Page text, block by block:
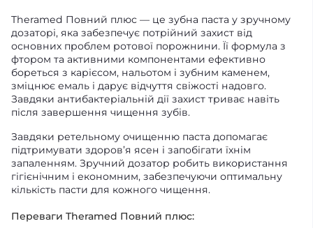
Theramed Повний плюс — це зубна паста у зручному
дозаторі, яка забезпечує потрійний захист від
основних проблем ротової порожнини. Її формула з
фтором та активними компонентами ефективно
бореться з карієсом, нальотом і зубним каменем,
зміцнює емаль і дарує відчуття свіжості надовго.
Завдяки антибактеріальній дії захист триває навіть
після завершення чищення зубів.
Завдяки ретельному очищенню паста допомагає
підтримувати здоров’я ясен і запобігати їхнім
запаленням. Зручний дозатор робить використання
гігієнічним і економним, забезпечуючи оптимальну
кількість пасти для кожного чищення.
Переваги Theramed Повний плюс: